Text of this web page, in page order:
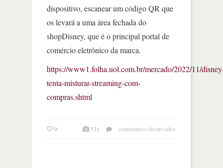
dispositivo, escanear um código QR que
os levará a uma área fechada do
shopDisney, que é o principal portal de
comércio eletrônico da marca.
https://www1.folha.uol.com.br/mercado/2022/11/
tenta-misturar-streaming-com-
compras.shtml
0 531 comentários desativados